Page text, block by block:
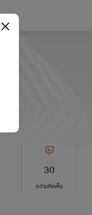
30
ความคิดเห็น